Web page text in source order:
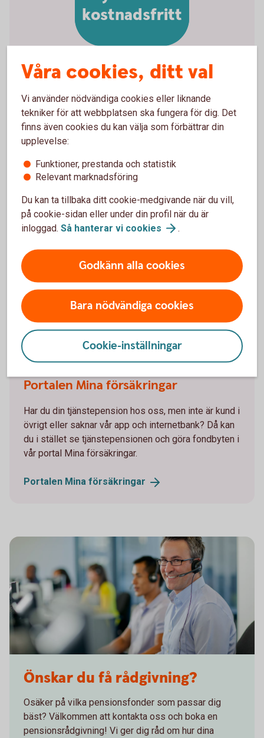
kostnadsfritt
Vill du hellre välja egna
fonder?
Vi har ett av marknadens bredaste placeringsutbud
passar just dina behov. Självklart kan du när som
helst – kostnadsfritt - byta till andra fonder. Du kan
även se hur mycket din arbetsgivare har betalat in,
utvecklingen på ditt sparande och ändra
köpfördelningen för framtida insättningar.
Internetbanken eller vår app
Om du är kund hos oss ser du din tjänstepension
och gör enkelt fondbyten i internetbanken eller vår
app.
Logga in och byt fonder inom
tjänstepensionen
Portalen Mina försäkringar
Har du din tjänstepension hos oss, men inte är kund i
övrigt eller saknar vår app och internetbank? Då kan
du i stället se tjänstepensionen och göra fondbyten i
vår portal Mina försäkringar.
Portalen Mina försäkringar
Önskar du få rådgivning?
Osäker på vilka pensionsfonder som passar dig
bäst? Välkommen att kontakta oss och boka en
pensionsrådgivning! Vi ger dig råd om hur dina
Våra cookies, ditt val
Vi använder nödvändiga cookies eller liknande
tekniker för att webbplatsen ska fungera för dig. Det
finns även cookies du kan välja som förbättrar din
upplevelse:
Funktioner, prestanda och statistik
Relevant marknadsföring
Du kan ta tillbaka ditt cookie-medgivande när du vill,
på cookie-sidan eller under din profil när du är
inloggad. Så hanterar vi cookies .
Godkänn alla cookies
Bara nödvändiga cookies
Cookie-inställningar